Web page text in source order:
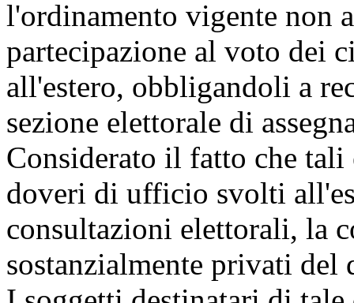
l'ordinamento vigente non
partecipazione al voto dei
all'estero, obbligandoli a
sezione elettorale di
Considerato il fatto che tali
doveri di ufficio svolti
consultazioni elettorali, la
sostanzialmente privati